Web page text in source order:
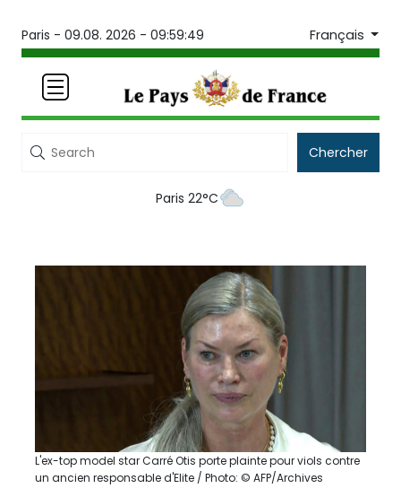
Paris - 09.08. 2026 - 09:59:49 Français
Chercher
Paris 22°C
L'ex-top model star Carré Otis porte plainte pour viols contre
un ancien responsable d'Elite / Photo: © AFP/Archives